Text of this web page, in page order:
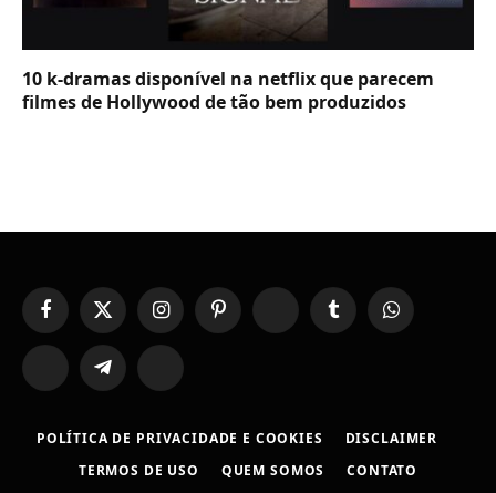
10 k-dramas disponível na netflix que parecem
filmes de Hollywood de tão bem produzidos
FacebookX
(Twitter)
InstagramPinterest YouTubeTumblr WhatsApp
TikTok Telegram Threads
POLÍTICA DE PRIVACIDADE E COOKIES
DISCLAIMER
TERMOS DE USO
QUEM SOMOS CONTATO